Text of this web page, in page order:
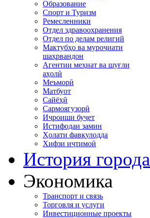
Образование
Спорт и Туризм
Ремесленники
Отдел здравоохранения
Отдел по делам религий
Мактубҳо ва муроҷиати
шаҳрвандон
Агентии меҳнат ва шуғли
аҳолӣ
Меъморӣ
Матбуот
Сайёҳӣ
Сармоягузорӣ
Иҷроиши буҷет
Истифодаи замин
Ҳолати фавқулодда
Хифзи иҷтимоӣ
История города
Экономика
Транспорт и связь
Торговля и услуги
Инвестиционные проекты